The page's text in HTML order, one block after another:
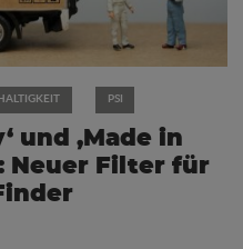
PSI
und ‚Made in
Neuer Filter für